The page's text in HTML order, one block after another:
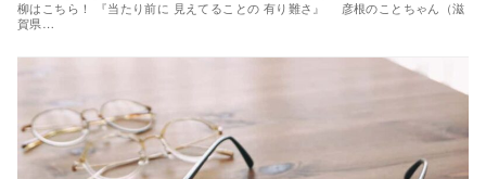
柳はこちら！ 『当たり前に 見えてることの 有り難さ』 彦根のことちゃん（滋
賀県…